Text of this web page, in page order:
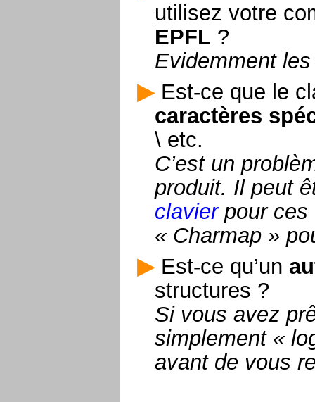
utilisez votre
EPFL ?
Evidemment
Est-ce que le
caractères
\ etc.
C’est un
produit. Il peut
clavierpour ces
« Charmap »
Est-ce qu’un
structures ?
Si vous avez
simplement «
avant de vous